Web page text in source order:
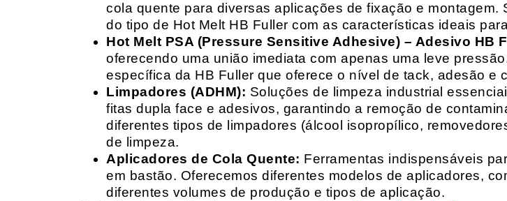
cola quente para diversas aplicações de fixação e
do tipo de Hot Melt HB Fuller com as características ideais
Hot Melt PSA (Pressure Sensitive Adhesive) – Adesivo HB
oferecendo uma união imediata com apenas uma leve
específica da HB Fuller que oferece o nível de tack, adesão e
Limpadores (ADHM): Soluções de limpeza industrial
fitas dupla face e adesivos, garantindo a remoção de
diferentes tipos de limpadores (álcool isopropílico,
de limpeza.
Aplicadores de Cola Quente: Ferramentas indispensáveis
em bastão. Oferecemos diferentes modelos de aplicadores,
diferentes volumes de produção e tipos de aplicação.